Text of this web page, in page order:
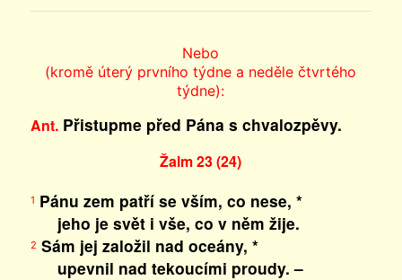
Nebo
(kromě úterý prvního týdne a neděle čtvrtého
týdne):
Ant.Přistupme před Pána s chvalozpěvy.
Žalm 23 (24)
1 Pánu zem patří se vším, co nese, *
jeho je svět i vše, co v něm žije.
2 Sám jej založil nad oceány, *
upevnil nad tekoucími proudy. –